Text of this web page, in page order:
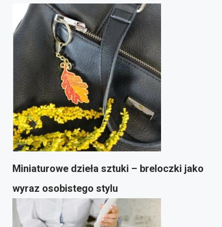
Miniaturowe dzieła sztuki – breloczki jako
wyraz osobistego stylu